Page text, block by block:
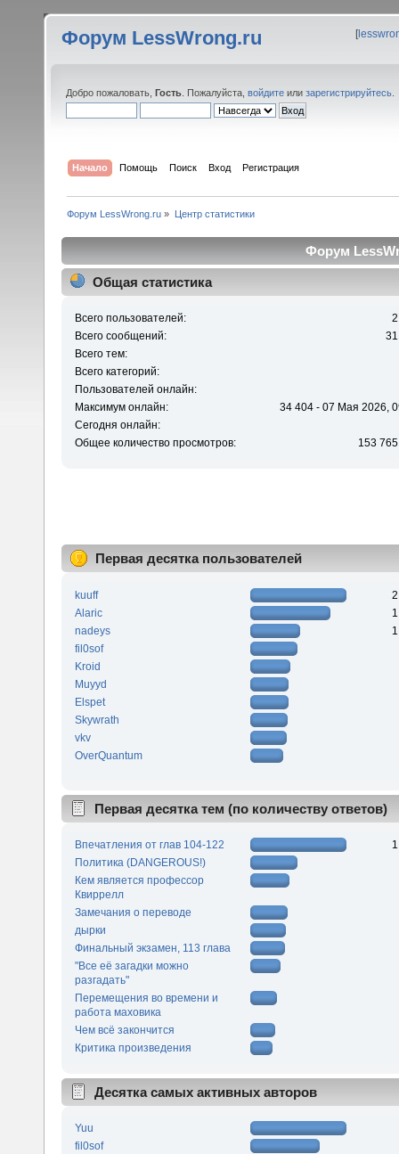
Форум LessWrong.ru [
Добро пожаловать, Гость . Пожалуйста, войдите или зарегистрируйтесь
Начало Помощь Поиск Вход Регистрация
Форум LessWrong.ru » Центр статистики
Форум
Общая статистика
Всего пользователей:
Всего сообщений:
Всего тем:
Всего категорий:
Пользователей онлайн:
Максимум онлайн:
34 404 - 07 Мая 2026,
Сегодня онлайн:
Общее количество просмотров:
153
Первая десятка пользователей
kuuff
Alaric
nadeys
fil0sof
Kroid
Muyyd
Elspet
Skywrath
vkv
OverQuantum
Первая десятка тем (по количеству ответов)
Впечатления от глав 104-122
Политика (DANGEROUS!)
Кем является профессор
Квиррелл
Замечания о переводе
дырки
Финальный экзамен, 113 глава
"Все её загадки можно
разгадать"
Перемещения во времени и
работа маховика
Чем всё закончится
Критика произведения
Десятка самых активных авторов
Yuu
fil0sof